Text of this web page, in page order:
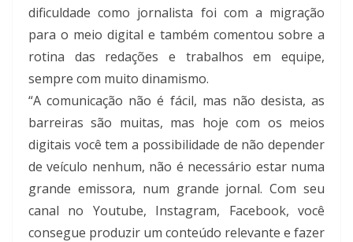
dificuldade como jornalista foi com a migração
para o meio digital e também comentou sobre a
rotina das redações e trabalhos em equipe,
sempre com muito dinamismo.
“A comunicação não é fácil, mas não desista, as
barreiras são muitas, mas hoje com os meios
digitais você tem a possibilidade de não depender
de veículo nenhum, não é necessário estar numa
grande emissora, num grande jornal. Com seu
canal no Youtube, Instagram, Facebook, você
consegue produzir um conteúdo relevante e fazer